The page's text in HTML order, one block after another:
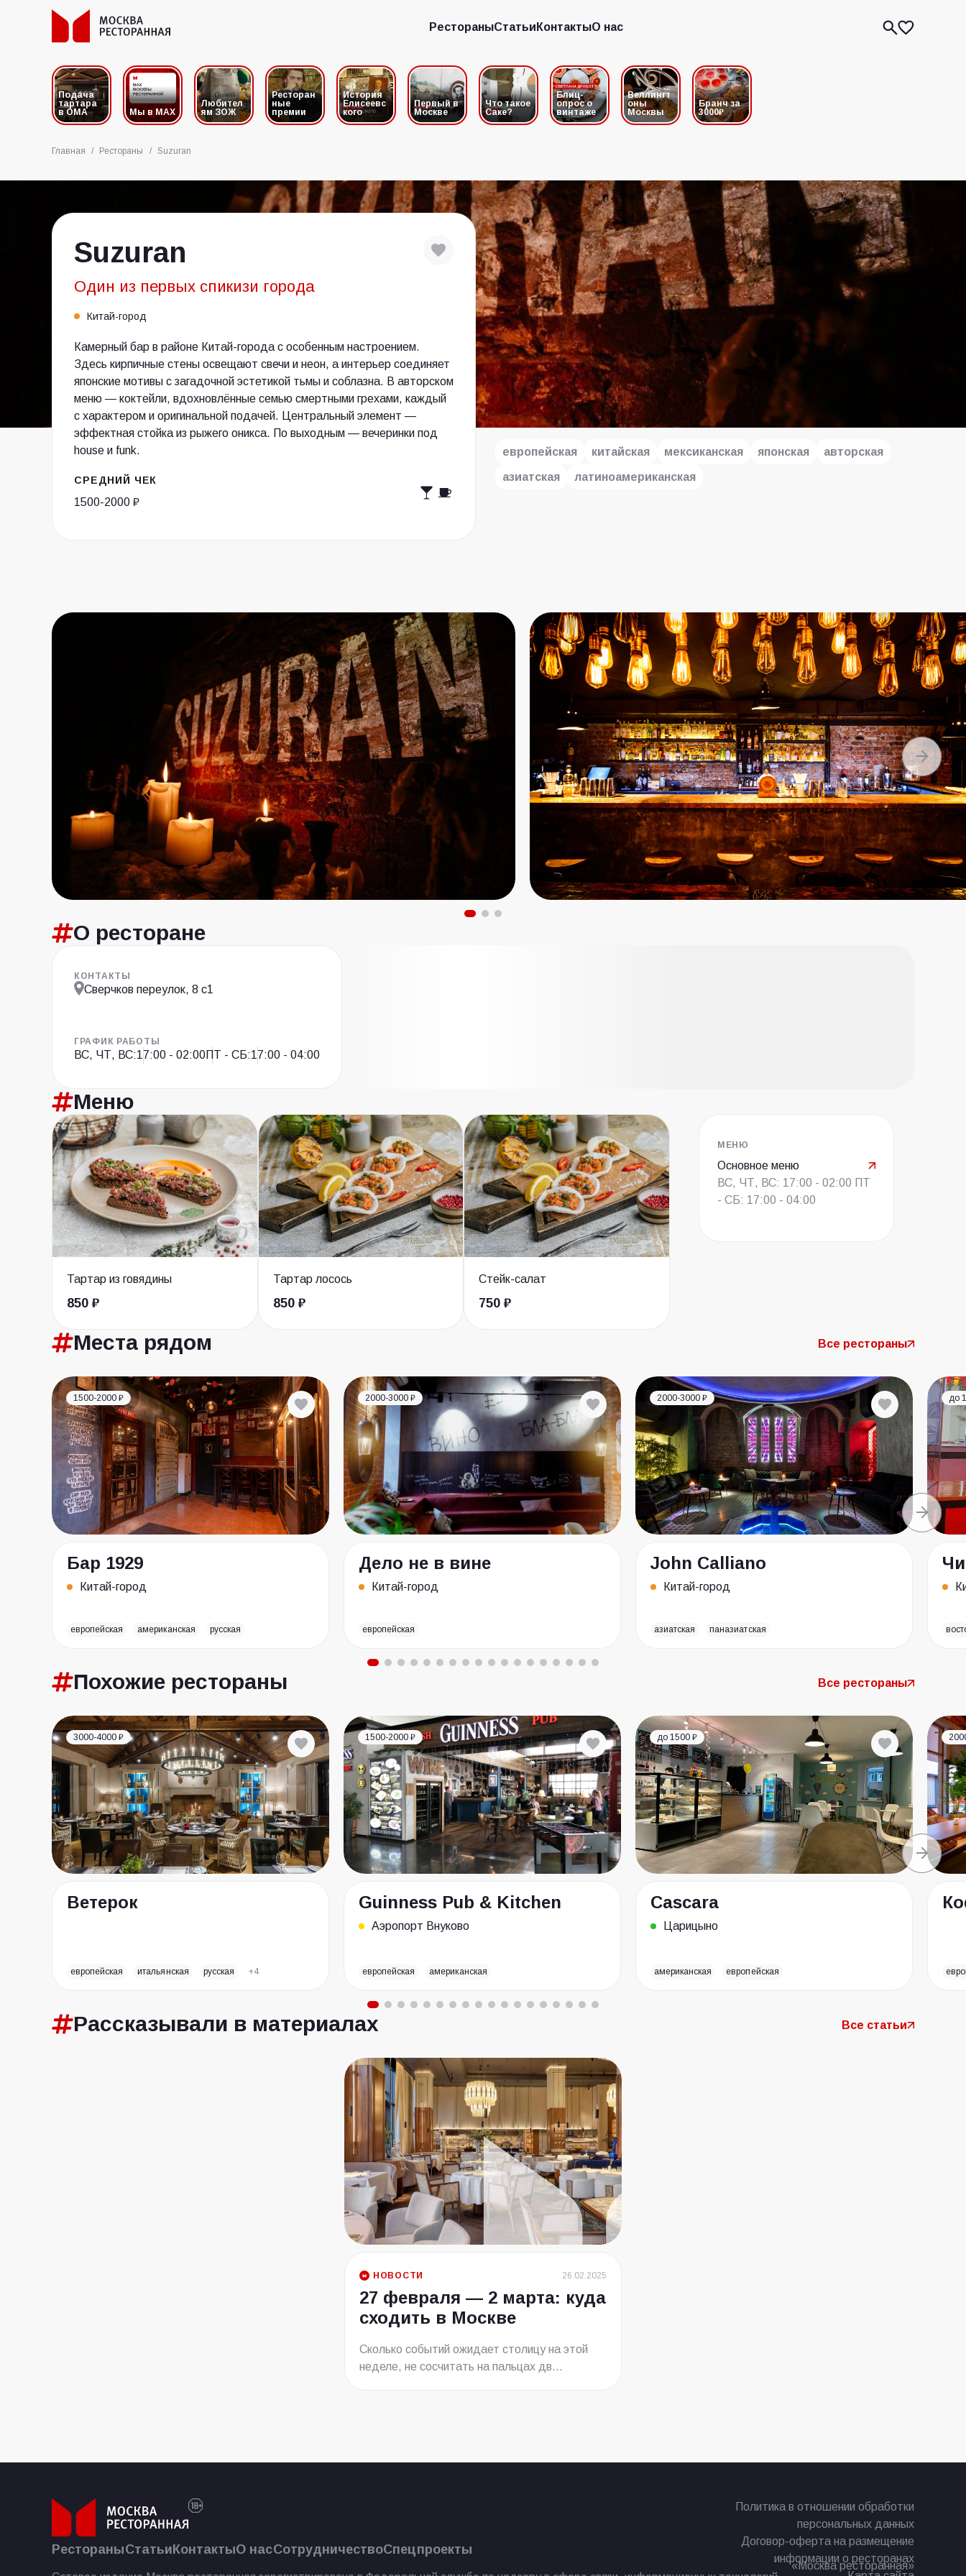
РестораныСтатьи КонтактыО нас
РестораныСтатьиКонтактыО нас
Подача
тартара
в ОМА
Мы в MAX
Любител
ям ЗОЖ
Ресторан
ные
премии
История
Елисеевс
кого
Первый в
Москве
Что такое
Саке?
Блиц-
опрос о
винтаже
Веллингт
оны
Москвы
Бранч за
3000₽
Главная / Рестораны / Suzuran
Suzuran
Один из первых спикизи города
Китай-город
Камерный бар в районе Китай-города с особенным настроением.
Здесь кирпичные стены освещают свечи и неон, а интерьер соединяет
японские мотивы с загадочной эстетикой тьмы и соблазна. В авторском
меню — коктейли, вдохновлённые семью смертными грехами, каждый
с характером и оригинальной подачей. Центральный элемент —
эффектная стойка из рыжего оникса. По выходным — вечеринки под
house и funk.
СРЕДНИЙ ЧЕК
1500-2000 ₽
европейская китайская мексиканская японская авторская
азиатская латиноамериканская
О ресторане
КОНТАКТЫ
Сверчков переулок, 8 с1
ГРАФИК РАБОТЫ
ВС, ЧТ, ВС:17:00 - 02:00ПТ - СБ:17:00 - 04:00
Меню
Тартар из говядины
850 ₽
Тартар лосось
850 ₽
Стейк-салат
750 ₽
МЕНЮ
Основное меню
ВС, ЧТ, ВС: 17:00 - 02:00 ПТ
- СБ: 17:00 - 04:00
Места рядом Все рестораны
1500-2000 ₽
Бар 1929
Китай-город
европейская американская русская
2000-3000 ₽
Дело не в вине
Китай-город
европейская
2000-3000 ₽
John Calliano
Китай-город
азиатская паназиатская
до
Похожие рестораны Все рестораны
3000-4000 ₽
Ветерок
европейская итальянская русская +4
1500-2000 ₽
Guinness Pub & Kitchen
Аэропорт Внуково
европейская американская
до 1500 ₽
Cascara
Царицыно
американская европейская
Рассказывали в материалах Все статьи
НОВОСТИ 26.02.2025
27 февраля — 2 марта: куда
сходить в Москве
Сколько событий ожидает столицу на этой
неделе, не сосчитать на пальцах дв...
Политика в отношении обработки
персональных данных
Договор-оферта на размещение
информации о ресторанах
РестораныСтатьи КонтактыО насСотрудничествоСпецпроекты
«Москва ресторанная»